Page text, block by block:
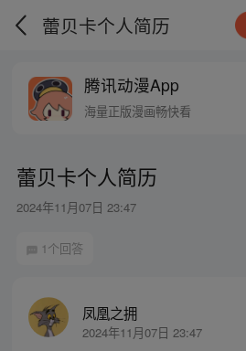
蕾贝卡个人简历
腾讯动漫App
海量正版漫画畅快看
蕾贝卡个人简历
2024年11月07日 23:47
1个回答
凤凰之拥
2024年11月07日 23:47